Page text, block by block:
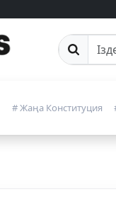
Сайттан
# Жаңа Конституция